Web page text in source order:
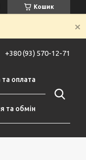
Кошик
+380 (93) 570-12-71
оплата
та обмін